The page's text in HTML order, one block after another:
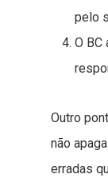
pelo
O BC
Outro
não
erradas